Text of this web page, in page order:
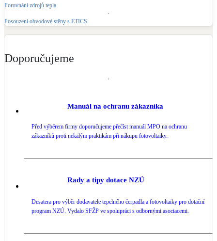
Bateriové úložiště
Pouze velké BESS
Novostavby
Žaluzie, markýzy, pergoly
Rekuperace tepla odpadní vody
Šedá i černá odpadní voda
Doplňkové zdroje vytápění
LED osvětlení
Vnitřní i venkovní
Porovnání zdrojů tepla
Posouzení obvodové stěny s ETICS
Doporučujeme
Manuál na ochranu zákazníka
Před výběrem firmy doporučujeme přečíst manuál MPO na ochranu
zákazníků proti nekalým praktikám při nákupu fotovoltaiky.
Rady a tipy dotace NZÚ
Desatera pro výběr dodavatele tepelného čerpadla a fotovoltaiky pro dotační
program NZÚ. Vydalo SFŽP ve spolupráci s odbornými asociacemi.